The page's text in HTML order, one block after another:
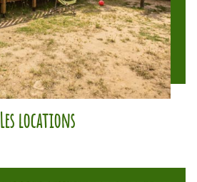
Les locations